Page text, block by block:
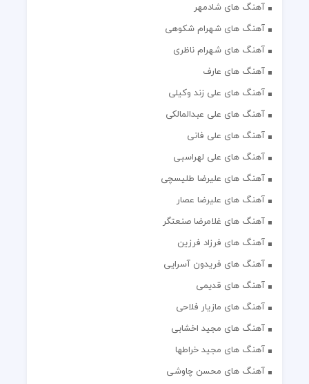
آهنگ های شادمهر
آهنگ های شهرام شکوهی
آهنگ های شهرام ناظری
آهنگ های عارف
آهنگ های علی زند وکیلی
آهنگ های علی عبدالمالکی
آهنگ های علی فانی
آهنگ های علی لهراسبی
آهنگ های علیرضا طلیسچی
آهنگ های علیرضا عصار
آهنگ های غلامرضا صنعتگر
آهنگ های فرزاد فرزین
آهنگ های فریدون آسرایی
آهنگ های قدیمی
آهنگ های مازیار فلاحی
آهنگ های مجید اخشابی
آهنگ های مجید خراطها
آهنگ های محسن چاوشی